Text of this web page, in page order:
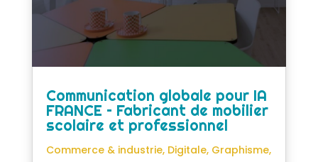
Communication globale pour IA
FRANCE – Fabricant de mobilier
scolaire et professionnel
Commerce & industrie, Digitale, Graphisme,